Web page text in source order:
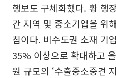
행보도 구체화했다. 황 행
간 지역 및 중소기업을 위
침이다. 비수도권 소재 기
35% 이상으로 확대하고
원 규모의 ‘수출중소중견